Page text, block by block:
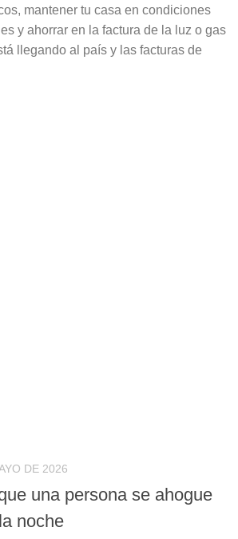
mantener tu casa en condiciones
y ahorrar en la factura de la luz o gas
llegando al país y las facturas de
DE 2026
una persona se ahogue
noche